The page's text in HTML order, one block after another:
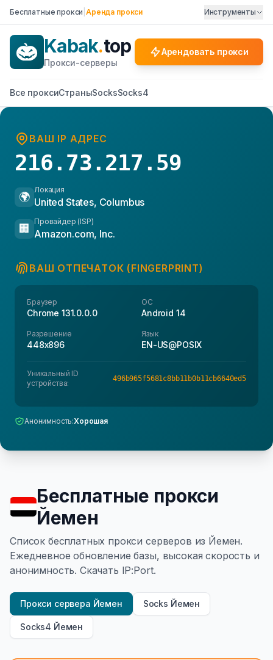
Бесплатные прокси |Аренда прокси Инструменты
Kabak.top
Прокси-серверы
Арендовать прокси
Все проксиСтраныSocksSocks4
ВАШ IP АДРЕС
216.73.217.59
🌍
Локация
United States, Columbus
🏢
Провайдер (ISP)
Amazon.com, Inc.
ВАШ ОТПЕЧАТОК (FINGERPRINT)
Браузер
Chrome 131.0.0.0
ОС
Android 14
Разрешение
448x896
Язык
EN-US@POSIX
Уникальный ID
устройства:
496b965f5681c8bb11b0b11cb6640ed5
Анонимность:Хорошая
Бесплатные прокси
Йемен
Список бесплатных прокси серверов из Йемен.
Ежедневное обновление базы, высокая скорость и
анонимность. Скачать IP:Port.
Прокси сервера Йемен Socks Йемен
Socks4 Йемен